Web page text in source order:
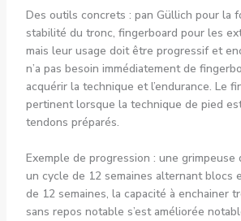
Des outils concrets : pan Güllich pour la
stabilité du tronc, fingerboard pour les
mais leur usage doit être progressif et
n’a pas besoin immédiatement de
acquérir la technique et l’endurance. Le
pertinent lorsque la technique de pied
tendons préparés.
Exemple de progression : une grimpeuse
un cycle de 12 semaines alternant blocs
de 12 semaines, la capacité à enchainer
sans repos notable s’est améliorée